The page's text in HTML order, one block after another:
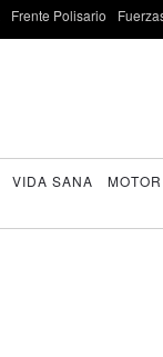
Frente Polisario
VIDA SANA MOTOR